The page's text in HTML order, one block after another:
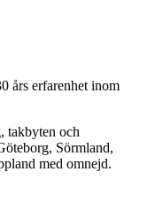
års erfarenhet inom
takbyten och
Sörmland,
med omnejd.